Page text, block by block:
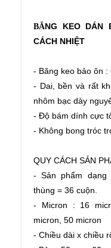
BĂNG KEO DÁN
CÁCH NHIỆT
- Băng keo bảo ôn :
- Dai, bền và rất
nhôm bạc dày
- Độ bám dính cực
- Không bong tróc
QUY CÁCH SẢN
- Sản phẩm dạng
thùng = 36 cuộn.
- Micron : 16
micron, 50 micron
- Chiều dài x chiều